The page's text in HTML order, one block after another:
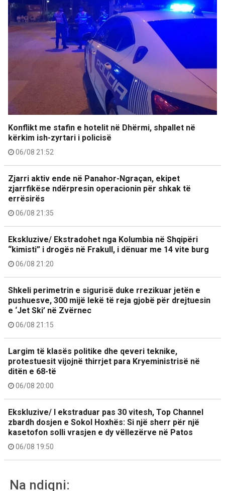
Konflikt me stafin e hotelit në Dhërmi, shpallet në
kërkim ish-zyrtari i policisë
06/08 21:52
Zjarri aktiv ende në Panahor-Ngraçan, ekipet
zjarrfikëse ndërpresin operacionin për shkak të
errësirës
06/08 21:35
Ekskluzive/ Ekstradohet nga Kolumbia në Shqipëri
“kimisti” i drogës në Frakull, i dënuar me 14 vite burg
06/08 21:20
Shkeli perimetrin e sigurisë duke rrezikuar jetën e
pushuesve, 300 mijë lekë të reja gjobë për drejtuesin
e ‘Jet Ski’ në Zvërnec
06/08 21:15
Largim të klasës politike dhe qeveri teknike,
protestuesit vijojnë thirrjet para Kryeministrisë në
ditën e 68-të
06/08 20:00
Ekskluzive/ I ekstraduar pas 30 vitesh, Top Channel
zbardh dosjen e Sokol Hoxhës: Si një sherr për një
kasetofon solli vrasjen e dy vëllezërve në Patos
06/08 19:50
Na ndiqni: